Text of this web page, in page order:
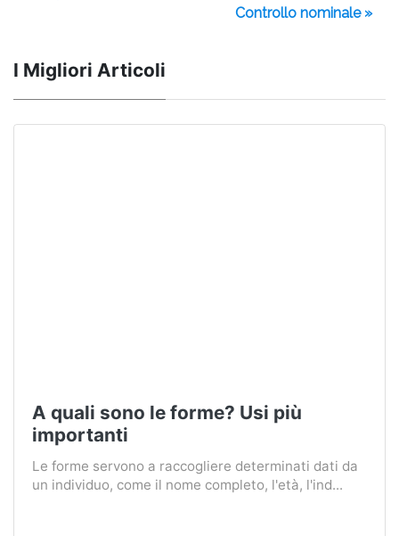
Controllo nominale »
I Migliori Articoli
A quali sono le forme? Usi più
importanti
Le forme servono a raccogliere determinati dati da
un individuo, come il nome completo, l'età, l'ind...